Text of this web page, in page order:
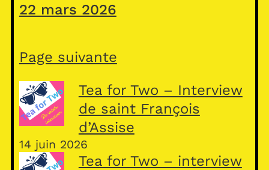
22 mars 2026
Page suivante
Tea for Two – Interview
de saint François
d’Assise
14 juin 2026
Tea for Two – interview